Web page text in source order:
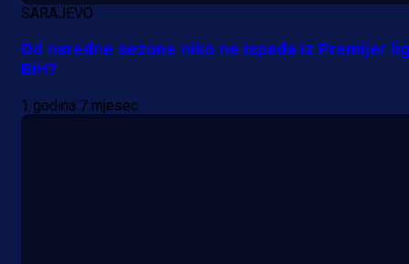
SARAJEVO
Od naredne sezone niko ne ispada iz Premijer
BiH?
1 godina 7 mjesec